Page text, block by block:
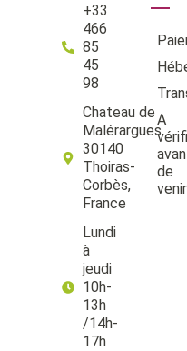
+33
466
85
45
98
Chateau de
Malérargues
30140
Thoiras-
Corbès,
France
Lundi
à
jeudi
10h-
13h
/14h-
17h
A
de
venir